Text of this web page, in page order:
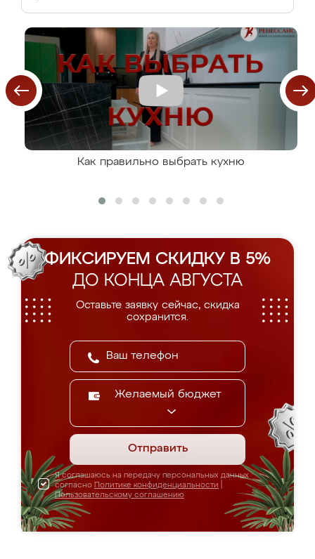
Как правильно выбрать кухню
ФИКСИРУЕМ СКИДКУ В 5%
ДО КОНЦА АВГУСТА
Оставьте заявку сейчас, скидка
сохранится.
Желаемый бюджет
Отправить
Я соглашаюсь на передачу персональных данных
согласно Политике конфиденциальности
Пользовательскому соглашению